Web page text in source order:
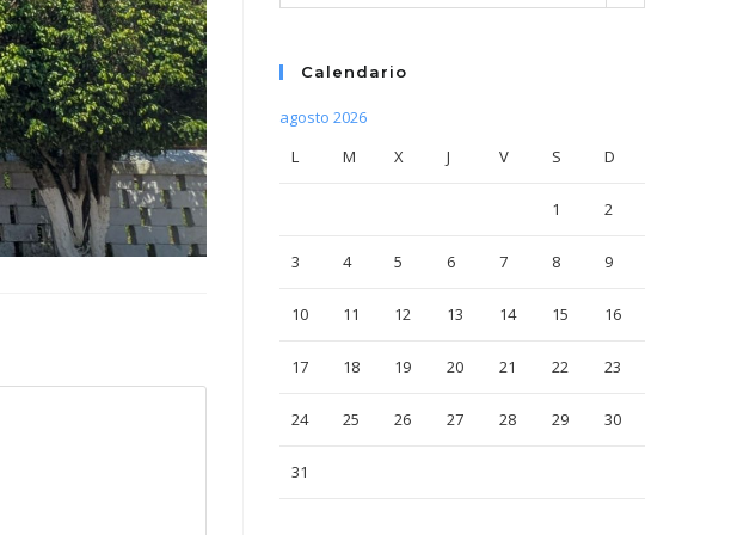
Calendario
agosto 2026
L
M X J V S D
1 2
3 4 5 6 7 8 9
10 11 12 13 14 15 16
17 18 19 20 21 22 23
24 25 26 27 28 29 30
31